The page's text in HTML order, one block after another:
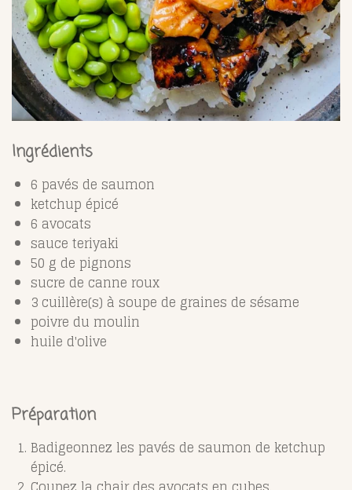
Ingrédients
6 pavés de saumon
ketchup épicé
6 avocats
sauce teriyaki
50 g de pignons
sucre de canne roux
3 cuillère(s) à soupe de graines de sésame
poivre du moulin
huile d'olive
Préparation
Badigeonnez les pavés de saumon de ketchup
épicé.